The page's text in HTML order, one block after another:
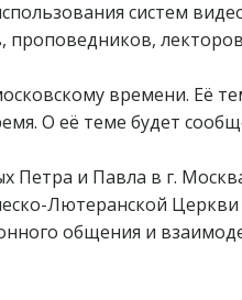
систем
времени. Её
О её теме будет
Петра и Павла в г.
Лютеранской
общения и